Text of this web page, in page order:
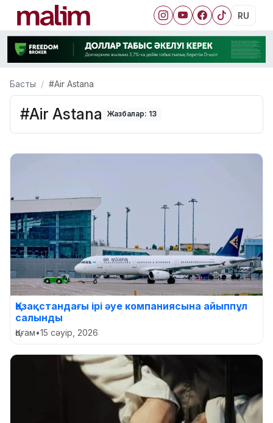
RU
Басты #Air Astana
#Air Astana Жазбалар: 13
Қазақстандағы ірі әуе компаниясына айыппұл
салынды
Қоғам•15 сәуір, 2026